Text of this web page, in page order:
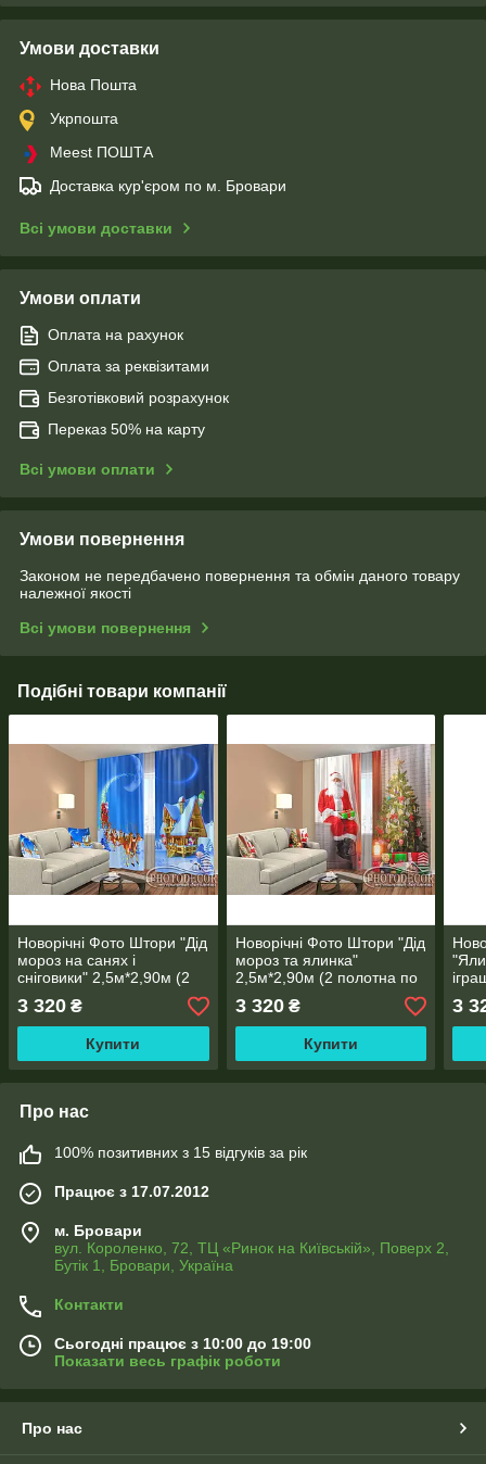
Умови доставки
Нова Пошта
Укрпошта
Meest ПОШТА
Доставка кур'єром по м. Бровари
Всі умови доставки
Умови оплати
Оплата на рахунок
Оплата за реквізитами
Безготівковий розрахунок
Переказ 50% на карту
Всі умови оплати
Умови повернення
Законом не передбачено повернення та обмін даного товару
належної якості
Всі умови повернення
Подібні товари компанії
Новорічні Фото Штори "Дід
мороз на санях і
сніговики" 2,5м*2,90м (2
полотна по 1,45м), тасьма
3 320 ₴
Купити
Новорічні Фото Штори "Дід
мороз та ялинка"
2,5м*2,90м (2 полотна по
3 320₴
Купити
3
Про нас
100% позитивних з 15 відгуків за рік
Працює з 17.07.2012
м. Бровари
вул. Короленко, 72, ТЦ «Ринок на Київській», Поверх 2,
Бутік 1, Бровари, Україна
Контакти
Сьогодні працює з 10:00 до 19:00
Показати весь графік роботи
Про нас